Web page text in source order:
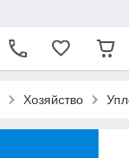
Хозяйство